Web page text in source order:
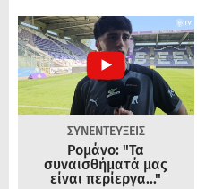
ΣΥΝΕΝΤΕΥΞΕΙΣ
Ρομάνο: "Τα
συναισθήματά μας
είναι περίεργα..."